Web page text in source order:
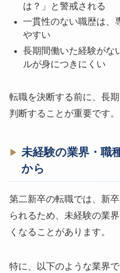
は？」と警戒される
一貫性のない職歴は、
やすい
長期間働いた経験がな
ルが身につきにくい
転職を決断する前に、長
判断することが重要です。
未経験の業界・職
から
第二新卒の転職では、新
られるため、未経験の業
くなることがあります。
特に、以下のような業界